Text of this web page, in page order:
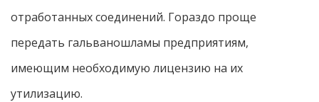
отработанных соединений. Гораздо проще
передать гальваношламы предприятиям,
имеющим необходимую лицензию на их
утилизацию.